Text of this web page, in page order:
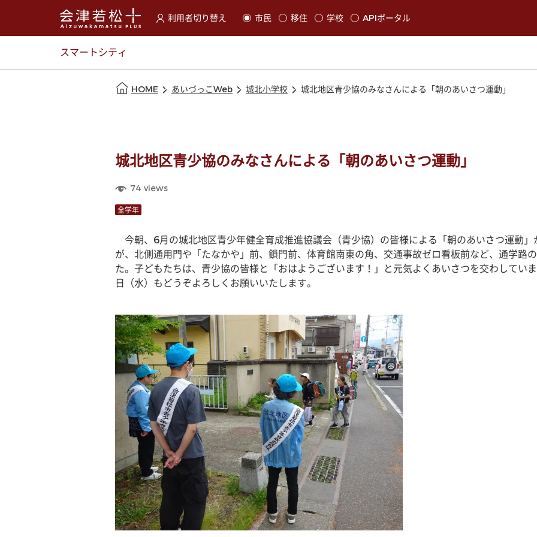
利用者切り替え
選択すると利用者の切替が発生します
市民 移住 学校 APIポータル
スマートシティ
HOME あいづっこWeb 城北小学校 城北地区青少協のみなさんによる「朝のあいさつ運動」
城北地区青少協のみなさんによる「朝のあいさつ運動」
74 views
全学年
今朝、6月の城北地区青少年健全育成推進協議会（青少協）の皆様による「朝のあいさつ運動
が、北側通用門や「たなかや」前、鎖門前、体育館南東の角、交通事故ゼロ看板前など、通学路
た。子どもたちは、青少協の皆様と「おはようございます！」と元気よくあいさつを交わしてい
日（水）もどうぞよろしくお願いいたします。